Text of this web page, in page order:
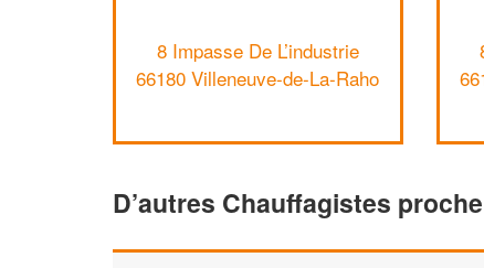
8 Impasse De L’industrie
66180 Villeneuve-de-La-Raho
D’autres Chauffagistes